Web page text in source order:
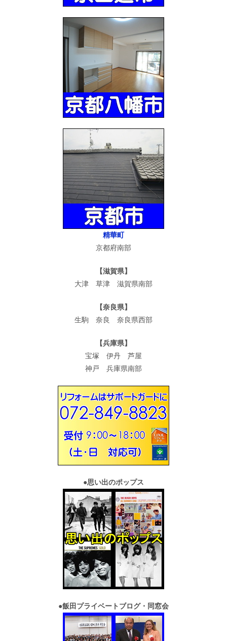
精華町
京都府南部
【滋賀県】
大津 草津 滋賀県南部
【奈良県】
生駒 奈良 奈良県西部
【兵庫県】
宝塚 伊丹 芦屋
神戸 兵庫県南部
●思い出のポップス
●飯田プライベートブログ・同窓会